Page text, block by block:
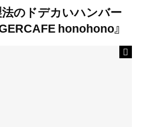
のドデカいハンバー
honohono』